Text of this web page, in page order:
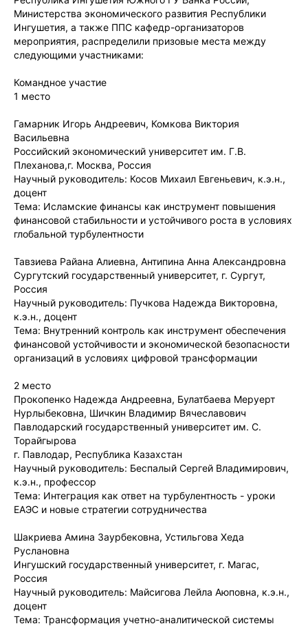
Министерства экономического развития Республики
Ингушетия, а также ППС кафедр-организаторов
мероприятия, распределили призовые места между
следующими участниками:
Командное участие
1 место
Гамарник Игорь Андреевич, Комкова Виктория
Васильевна
Российский экономический университет им. Г.В.
Плеханова,г. Москва, Россия
Научный руководитель: Косов Михаил Евгеньевич, к.э.н.,
доцент
Тема: Исламские финансы как инструмент повышения
финансовой стабильности и устойчивого роста в условиях
глобальной турбулентности
Тавзиева Райана Алиевна, Антипина Анна Александровна
Сургутский государственный университет, г. Сургут,
Россия
Научный руководитель: Пучкова Надежда Викторовна,
к.э.н., доцент
Тема: Внутренний контроль как инструмент обеспечения
финансовой устойчивости и экономической безопасности
организаций в условиях цифровой трансформации
2 место
Прокопенко Надежда Андреевна, Булатбаева Меруерт
Нурлыбековна, Шичкин Владимир Вячеславович
Павлодарский государственный университет им. С.
Торайгырова
г. Павлодар, Республика Казахстан
Научный руководитель: Беспалый Сергей Владимирович,
к.э.н., профессор
Тема: Интеграция как ответ на турбулентность - уроки
ЕАЭС и новые стратегии сотрудничества
Шакриева Амина Заурбековна, Устильгова Хеда
Руслановна
Ингушский государственный университет, г. Магас,
Россия
Научный руководитель: Майсигова Лейла Аюповна, к.э.н.,
доцент
Тема: Трансформация учетно-аналитической системы